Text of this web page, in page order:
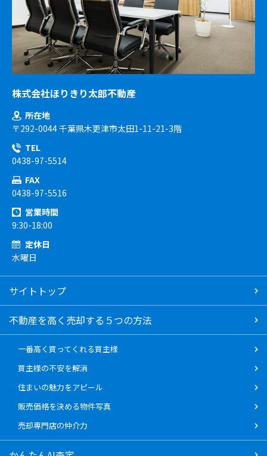
株式会社ほりきり太郎不動産
所在地
〒292-0044 千葉県木更津市太田1-11-21-3階
TEL
0438-97-5514
FAX
0438-97-5516
営業時間
9:30-18:00
定休日
水曜日
サイトトップ
不動産を高く売却する５つの方法
一番高く買ってくれる買主様
買主様の不安を解消
住まいの魅力をアピール
販売価格を決める物件写真
売却専門店の仲介力